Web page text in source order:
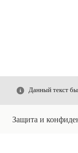
Закрыть
Данный текст
Защита и